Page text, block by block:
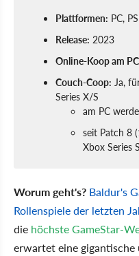
Plattformen: PC,
Release: 2023
Online-Koop am
Couch-Coop: Ja,
Series X/S
am PC
seit Patch 8
Xbox Series
Worum geht's? Baldur's
Rollenspiele der letzten
die höchste GameStar-
erwartet eine